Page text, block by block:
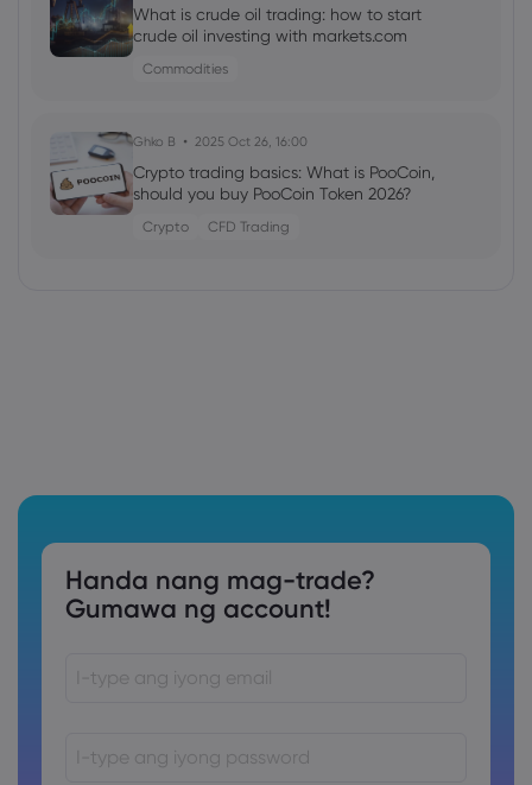
What is crude oil trading: how to start
crude oil investing with markets.com
Commodities
Ghko B 2025 Oct 26, 16:00
Crypto trading basics: What is PooCoin,
should you buy PooCoin Token 2026?
Crypto CFD Trading
Handa nang mag-trade?
Gumawa ng account!